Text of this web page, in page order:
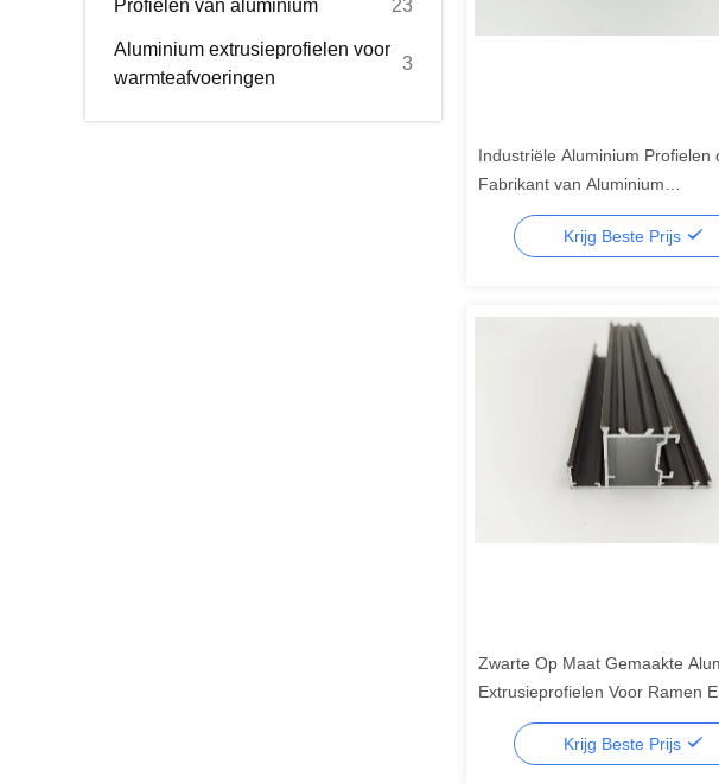
Profielen van aluminium 23
Aluminium extrusieprofielen voor
warmteafvoeringen
3
Industriële Aluminium Profielen
Fabrikant van Aluminium
Extrusieprofielen
Krijg Beste Prijs
Zwarte Op Maat Gemaakte
Extrusieprofielen Voor Ramen
Deuren
Krijg Beste Prijs